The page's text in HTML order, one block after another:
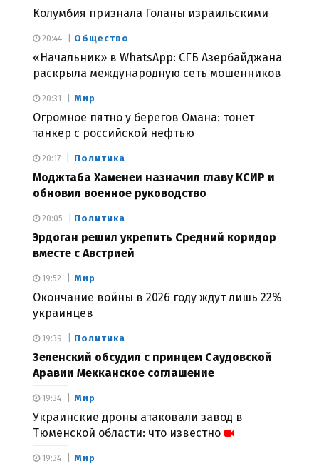
Колумбия признала Голаны израильскими
Общество
«Начальник» в WhatsApp: СГБ Азербайджана
раскрыла международную сеть мошенников
20:44
Мир
Огромное пятно у берегов Омана: тонет
танкер с российской нефтью
20:31
Политика
Моджтаба Хаменеи назначил главу КСИР и
обновил военное руководство
20:17
Политика
Эрдоган решил укрепить Средний коридор
вместе с Австрией
20:05
Мир
Окончание войны в 2026 году ждут лишь 22%
украинцев
19:52
Политика
Зеленский обсудил с принцем Саудовской
Аравии Мекканское соглашение
19:39
Мир
Украинские дроны атаковали завод в
Тюменской области: что известно
19:34
Мир
19:34